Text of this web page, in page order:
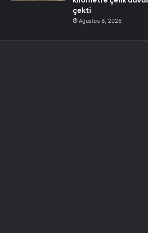
çekti
Ağustos 8, 2026